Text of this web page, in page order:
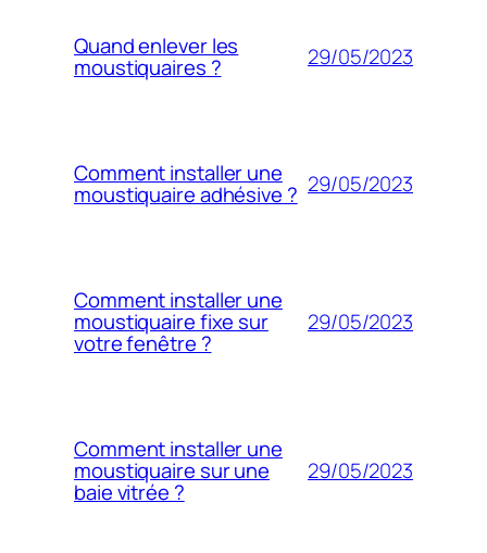
Quand enlever les
moustiquaires ? 29/05/2023
Comment installer une
moustiquaire adhésive ? 29/05/2023
Comment installer une
moustiquaire fixe sur
votre fenêtre ?
29/05/2023
Comment installer une
moustiquaire sur une
baie vitrée ?
29/05/2023